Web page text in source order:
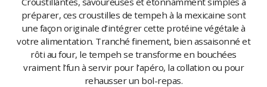
préparer, ces croustilles de tempeh à la mexicaine sont
une façon originale d’intégrer cette protéine végétale à
votre alimentation. Tranché finement, bien assaisonné et
rôti au four, le tempeh se transforme en bouchées
vraiment l’fun à servir pour l’apéro, la collation ou pour
rehausser un bol-repas.